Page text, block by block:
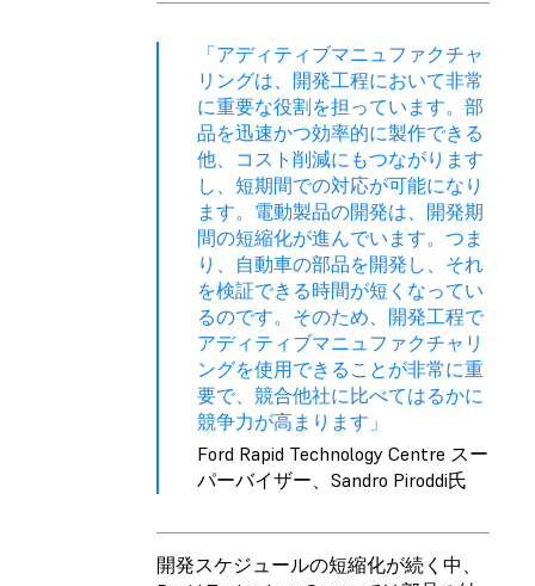
「アディティブマニュファクチャ
リングは、開発工程において非常
に重要な役割を担っています。部
品を迅速かつ効率的に製作できる
他、コスト削減にもつながります
し、短期間での対応が可能になり
ます。電動製品の開発は、開発期
間の短縮化が進んでいます。つま
り、自動車の部品を開発し、それ
を検証できる時間が短くなってい
るのです。そのため、開発工程で
アディティブマニュファクチャリ
ングを使用できることが非常に重
要で、競合他社に比べてはるかに
競争力が高まります」
Ford Rapid Technology Centre スー
パーバイザー、Sandro Piroddi氏
開発スケジュールの短縮化が続く中、